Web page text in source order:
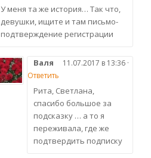
У меня та же история… Так что,
девушки, ищите и там письмо-
подтверждение регистрации
Валя
11.07.2017 в 13:36 ·
Ответить
Рита, Светлана,
спасибо большое за
подсказку … а то я
переживала, где же
подтвердить подписку